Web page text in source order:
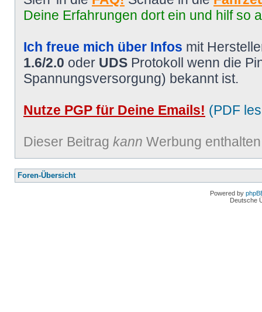
Deine Erfahrungen dort ein und hilf so
Ich freue mich über Infos mit
1.6/2.0 oder UDS Protokoll wenn die
Spannungsversorgung) bekannt ist.
Nutze PGP für Deine Emails! (PDF
Dieser Beitrag kann Werbung
Foren-Übersicht
Powered by
Deutsche